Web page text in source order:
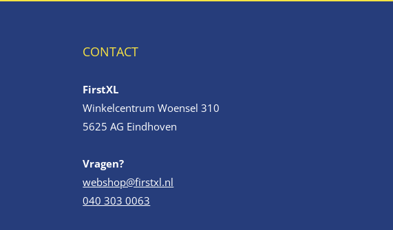
CONTACT
FirstXL
Winkelcentrum Woensel 310
5625 AG Eindhoven
Vragen?
webshop@firstxl.nl
040 303 0063